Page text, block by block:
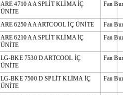
ARE 4710 AA SPLİT KLİMA İÇ
ÜNİTE
Fan
ARE 6250 AA ARTCOOL İÇ ÜNİTE
Fan
ARE 6210 AA SPLİT KLİMA İÇ
ÜNİTE
Fan
LG-BKE 7530 D ARTCOOL İÇ
ÜNİTE
Fan
LG-BKE 7500 D SPLİT KLİMA İÇ
ÜNİTE
Fan